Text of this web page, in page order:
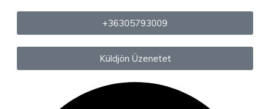
+36305793009
Küldjön Üzenetet